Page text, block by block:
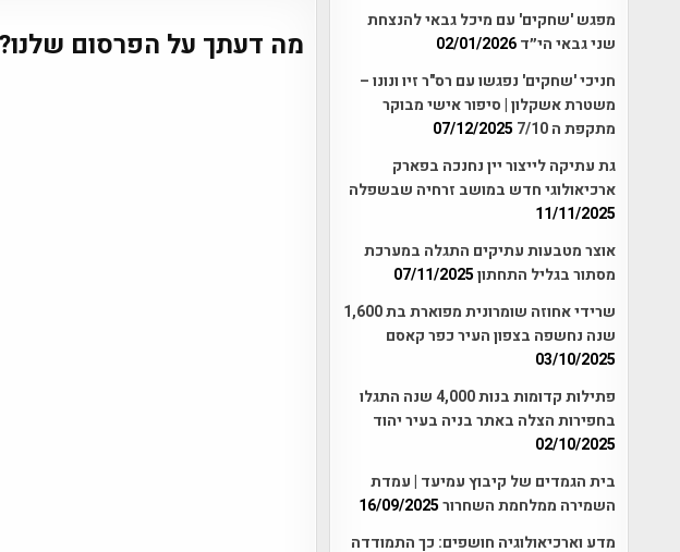
מה דעתך על הפרסום
מפגש 'שחקים' עם מיכל גבאי להנצחת
שני גבאי הי״ד02/01/2026
חניכי 'שחקים' נפגשו עם רס"ר זיו ונונו –
משטרת אשקלון | סיפור אישי מבוקר
מתקפת ה 7/10
07/12/2025
גת עתיקה לייצור יין נחנכה בפארק
ארכיאולוגי חדש במושב זרחיה שבשפלה
11/11/2025
אוצר מטבעות עתיקים התגלה במערכת
מסתור בגליל התחתון07/11/2025
שרידי אחוזה שומרונית מפוארת בת 1,600
שנה נחשפה בצפון העיר כפר קאסם
03/10/2025
פתילות קדומות בנות 4,000 שנה התגלו
בחפירות הצלה באתר בניה בעיר יהוד
02/10/2025
בית הגמדים של קיבוץ עמיעד | עמדת
השמירה ממלחמת השחרור16/09/2025
מדע וארכיאולוגיה חושפים: כך התמודדה